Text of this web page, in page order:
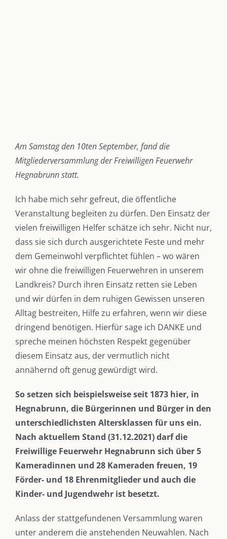
Am Samstag den 10ten September, fand die
Mitgliederversammlung der Freiwilligen Feuerwehr
Hegnabrunn statt.
Ich habe mich sehr gefreut, die öffentliche
Veranstaltung begleiten zu dürfen. Den Einsatz der
vielen freiwilligen Helfer schätze ich sehr. Nicht nur,
dass sie sich durch ausgerichtete Feste und mehr
dem Gemeinwohl verpflichtet fühlen – wo wären
wir ohne die freiwilligen Feuerwehren in unserem
Landkreis? Durch ihren Einsatz retten sie Leben
und wir dürfen in dem ruhigen Gewissen unseren
Alltag bestreiten, Hilfe zu erfahren, wenn wir diese
dringend benötigen. Hierfür sage ich DANKE und
spreche meinen höchsten Respekt gegenüber
diesem Einsatz aus, der vermutlich nicht
annähernd oft genug gewürdigt wird.
So setzen sich beispielsweise seit 1873 hier, in
Hegnabrunn, die Bürgerinnen und Bürger in den
unterschiedlichsten Altersklassen für uns ein.
Nach aktuellem Stand (31.12.2021) darf die
Freiwillige Feuerwehr Hegnabrunn sich über 5
Kameradinnen und 28 Kameraden freuen, 19
Förder- und 18 Ehrenmitglieder und auch die
Kinder- und Jugendwehr ist besetzt.
Anlass der stattgefundenen Versammlung waren
unter anderem die anstehenden Neuwahlen. Nach